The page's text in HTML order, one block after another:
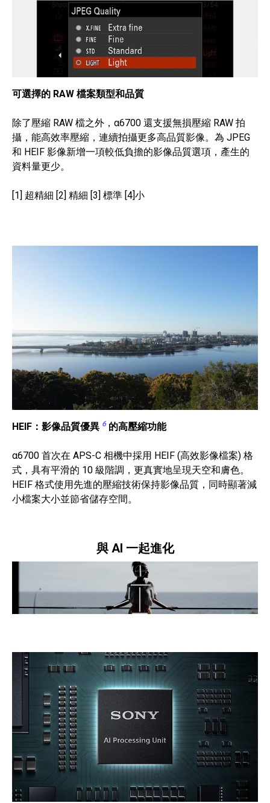
可選擇的 RAW 檔案類型和品質
除了壓縮 RAW 檔之外，α6700 還支援無損壓縮 RAW 拍
攝，能高效率壓縮，連續拍攝更多高品質影像。為 JPEG
和 HEIF 影像新增一項較低負擔的影像品質選項，產生的
資料量更少。
[1] 超精細 [2] 精細 [3] 標準 [4]小
HEIF：影像品質優異 6的高壓縮功能
α6700 首次在 APS-C 相機中採用 HEIF (高效影像檔案) 格
式，具有平滑的 10 級階調，更真實地呈現天空和膚色。
HEIF 格式使用先進的壓縮技術保持影像品質，同時顯著減
小檔案大小並節省儲存空間。
與 AI 一起進化